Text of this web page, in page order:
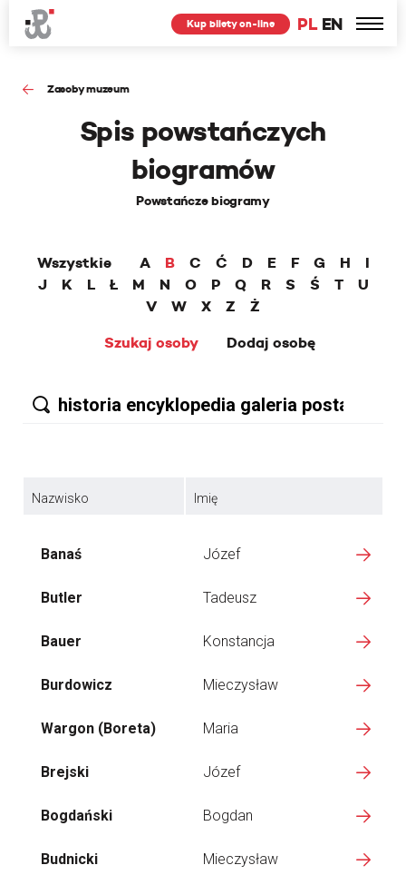
PL EN
Kup bilety on-line
Zasoby muzeum
Spis powstańczych
biogramów
Powstańcze biogramy
Wszystkie A B C Ć D E F G H
I
J
K L Ł M N O P Q R S Ś T
U
V
W X Z
Ż
Szukaj osoby
Dodaj osobę
Nazwisko Imię
Banaś Józef
Butler Tadeusz
Bauer Konstancja
Burdowicz Mieczysław
Wargon (Boreta) Maria
Brejski Józef
Bogdański Bogdan
Budnicki Mieczysław